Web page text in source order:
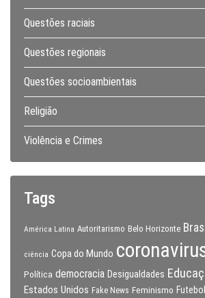
Questões raciais
Questões regionais
Questões socioambientais
Religião
Violência e Crimes
Tags
América Latina Autoritarismo Belo Horizonte
ciência Copa do Mundo
Política democracia Desigualdades
Estados Unidos Fake News Feminismo Futebol